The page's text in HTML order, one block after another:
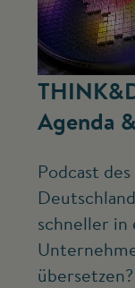
Agenda
Podcast
schneller
übersetzen?